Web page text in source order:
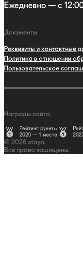
Ежедневно — с
Документы
Реквизиты и контактные
Политика в отношении
Пользовательское
Награды сайта
Рейтинг рунета
2020 — 1 место
© 2026 staya.
Все права защищены.